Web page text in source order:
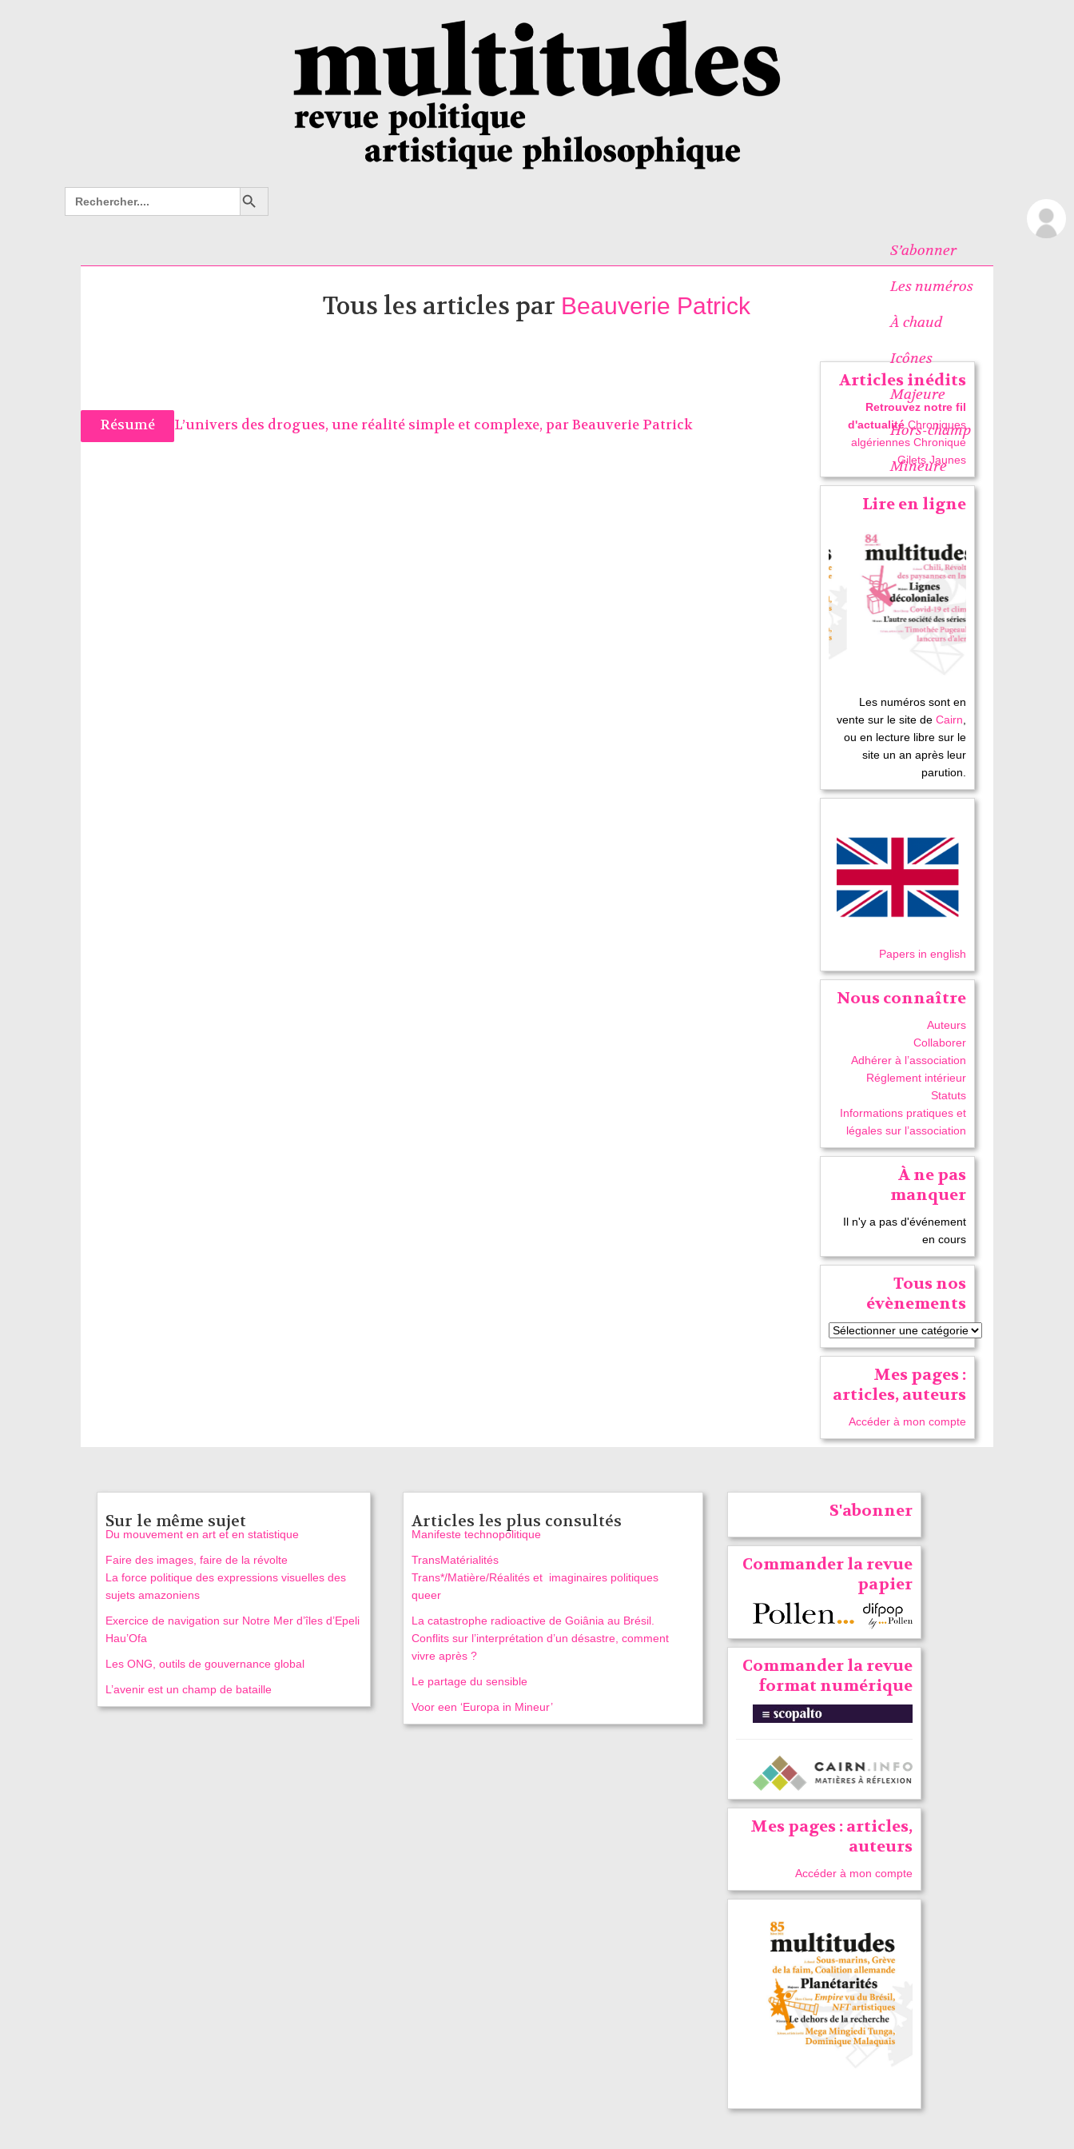
Search
for:
Search Button
S’abonner
Les numéros
À chaud
Icônes
Majeure
Hors-champ
Mineure
Tous les articles par Beauverie Patrick
Résumé L’univers des drogues, une réalité simple et complexe, parBeauverie Patrick
Articles inédits
Retrouvez notre fil
d'actualité Chroniques
algériennes Chronique
Gilets Jaunes
Lire en ligne
Les numéros sont en
vente sur le site deCairn,
ou en lecture libre sur le
site un an après leur
parution.
Papers in english
Nous connaître
Auteurs
Collaborer
Adhérer à l’association
Réglement intérieur
Statuts
Informations pratiques et
légales sur l’association
À ne pas
manquer
Il n'y a pas d'événement
en cours
Tous nos
évènements
Mes pages :
articles, auteurs
Accéder à mon compte
Sur le même sujet
Du mouvement en art et en statistique
Faire des images, faire de la révolte
La force politique des expressions visuelles des
sujets amazoniens
Exercice de navigation sur Notre Mer d’îles d’Epeli
Hau’Ofa
Les ONG, outils de gouvernance global
L’avenir est un champ de bataille
Articles les plus consultés
Manifeste technopolitique
TransMatérialités
Trans*/Matière/Réalités et imaginaires politiques
queer
La catastrophe radioactive de Goiânia au Brésil.
Conflits sur l’interprétation d’un désastre, comment
vivre après ?
Le partage du sensible
Voor een ‘Europa in Mineur’
S'abonner
Commander la revue
papier
Commander la revue
format numérique
Mes pages : articles,
auteurs
Accéder à mon compte